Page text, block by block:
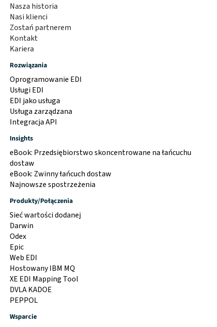
Nasza historia
Nasi klienci
Zostań partnerem
Kontakt
Kariera
Rozwiązania
Oprogramowanie EDI
Usługi EDI
EDI jako usługa
Usługa zarządzana
Integracja API
Insights
eBook: Przedsiębiorstwo skoncentrowane na łańcuchu
dostaw
eBook: Zwinny łańcuch dostaw
Najnowsze spostrzeżenia
Produkty/Połączenia
Sieć wartości dodanej
Darwin
Odex
Epic
Web EDI
Hostowany IBM MQ
XE EDI Mapping Tool
DVLA KADOE
PEPPOL
Wsparcie